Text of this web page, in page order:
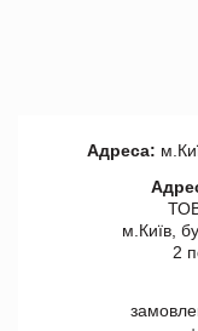
Адреса:
м.Київ,
2